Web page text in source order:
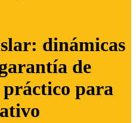
dinámicas
de
práctico para